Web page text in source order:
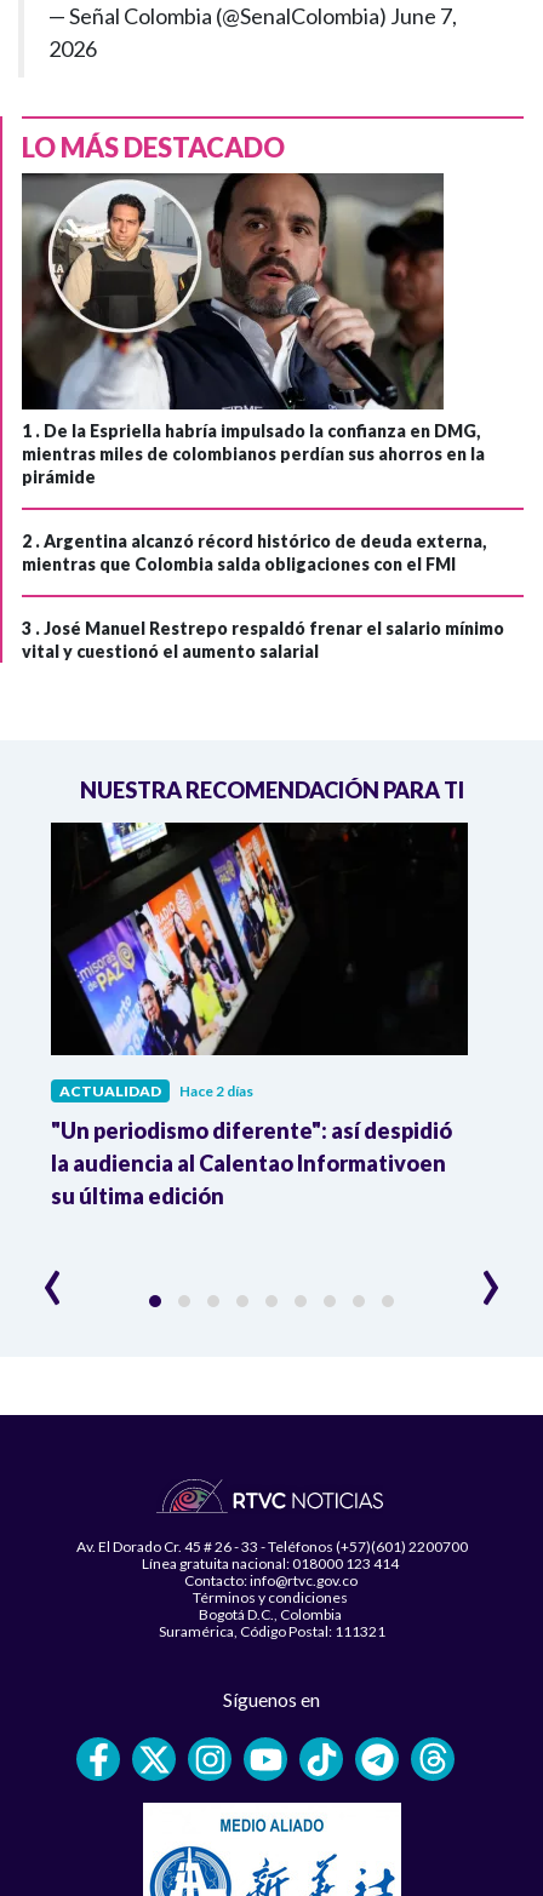
— Señal Colombia (@SenalColombia) June 7,
2026
LO MÁS DESTACADO
1 . De la Espriella habría impulsado la confianza en DMG,
mientras miles de colombianos perdían sus ahorros en la
pirámide
2 .Argentina alcanzó récord histórico de deuda externa,
mientras que Colombia salda obligaciones con el FMI
3 .José Manuel Restrepo respaldó frenar el salario mínimo
vital y cuestionó el aumento salarial
NUESTRA RECOMENDACIÓN PARA TI
ACTUALIDAD Hace 2 días
"Un periodismo diferente": así despidió
la audiencia al Calentao Informativoen
su última edición
‹ ›
Av. El Dorado Cr. 45 # 26 - 33 - Teléfonos (+57)(601) 2200700
Línea gratuita nacional: 018000 123 414
Contacto: info@rtvc.gov.co
Términos y condiciones
Bogotá D.C., Colombia
Suramérica, Código Postal: 111321
Síguenos en